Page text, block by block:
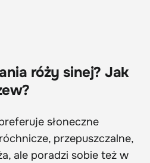
róży sinej? Jak
słoneczne
przepuszczalne,
ale poradzi sobie też w